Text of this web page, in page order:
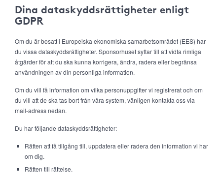
Dina dataskyddsrättigheter enligt
GDPR
Om du är bosatt i Europeiska ekonomiska samarbetsområdet (EES) har
du vissa dataskyddsrättigheter. Sponsorhuset syftar till att vidta rimliga
åtgärder för att du ska kunna korrigera, ändra, radera eller begränsa
användningen av din personliga information.
Om du vill få information om vilka personuppgifter vi registrerat och om
du vill att de ska tas bort från våra system, vänligen kontakta oss via
mail-adress nedan.
Du har följande dataskyddsrättigheter:
Rätten att få tillgång till, uppdatera eller radera den information vi har
om dig.
Rätten till rättelse.